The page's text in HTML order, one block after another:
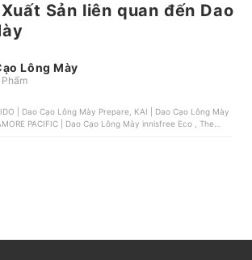
Sản liên quan đến Dao
Lông Mày
| Dao Cạo Lông Mày Prepare, KAI | Dao Cạo Lông Mày
PACIFIC | Dao Cạo Lông Mày innisfree Eco , The